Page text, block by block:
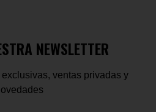
NEWSLETTER
ventas privadas y